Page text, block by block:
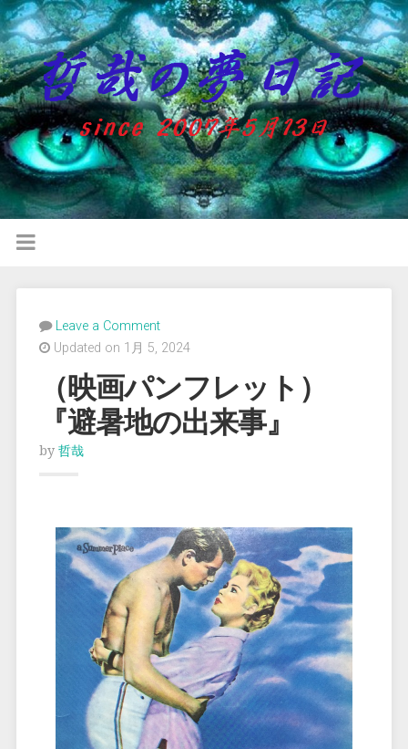
Leave a Comment
Updated on 1月 5, 2024
（映画パンフレット）
『避暑地の出来事』
by 哲哉